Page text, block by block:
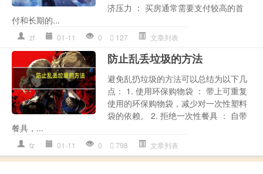
济压力 ： 买房通常需要支付较高的首
付和长期的...
zf 01-11 0 127 文章列表
防止乱丢垃圾的方法
避免乱扔垃圾的方法可以总结为以下几
点： 1. 使用环保购物袋 ： 带上可重复
使用的环保购物袋，减少对一次性塑料
袋的依赖。 2. 拒绝一次性餐具 ： 自带
餐具，...
fz 01-11 0 798 文章列表